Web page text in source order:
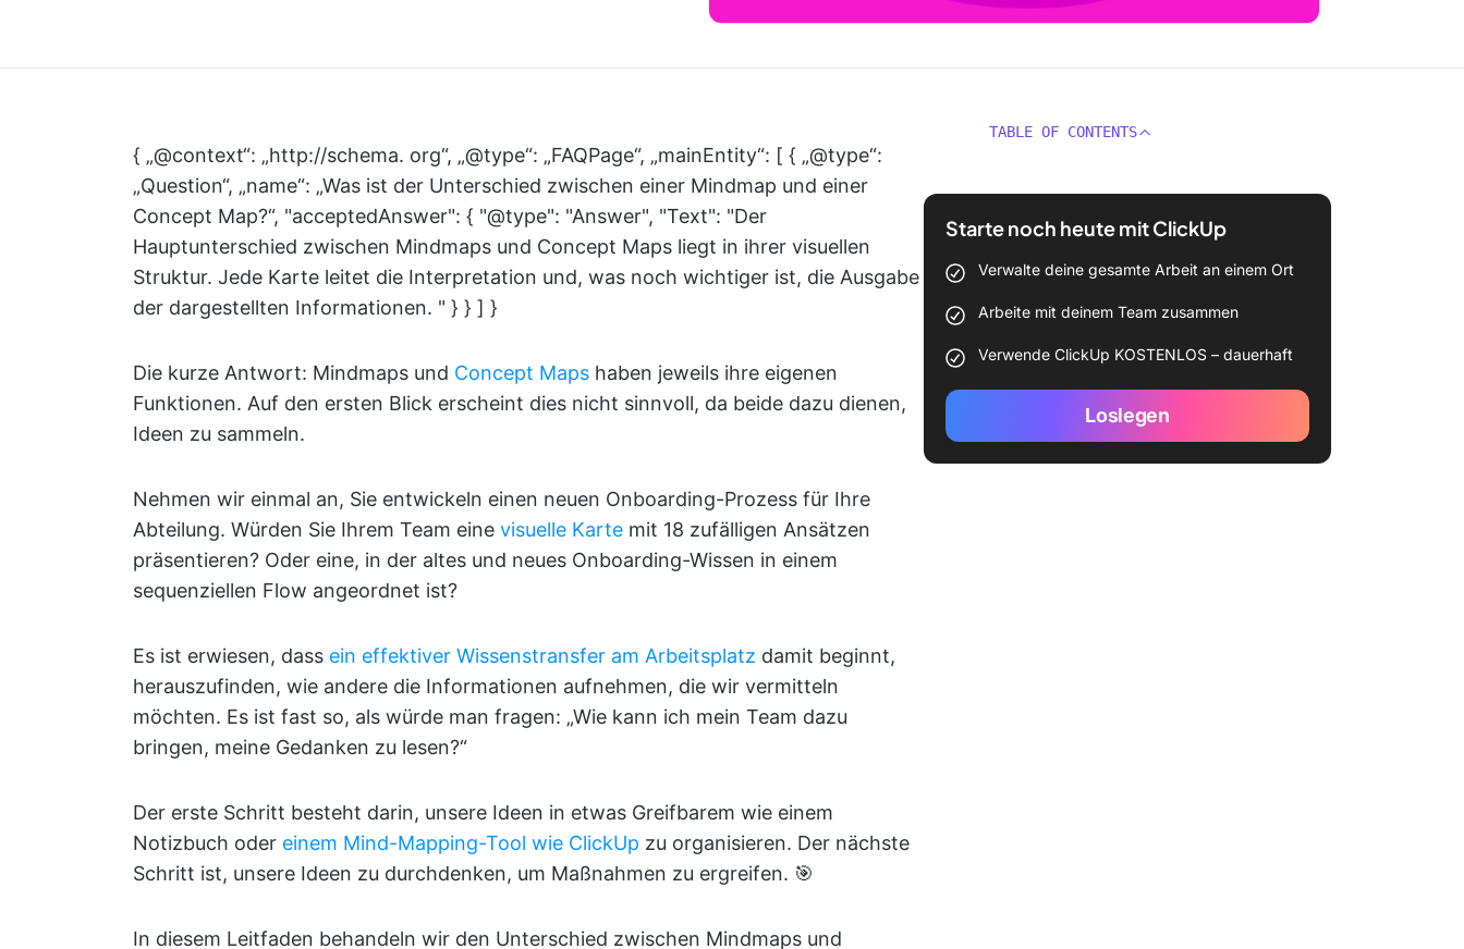
{ „@context“: „http://schema. org“, „@type“: „FAQPage“, „mainEntity“: [ { „@type“:
„Question“, „name“: „Was ist der Unterschied zwischen einer Mindmap und einer
Concept Map?“, "acceptedAnswer": { "@type": "Answer", "Text": "Der
Hauptunterschied zwischen Mindmaps und Concept Maps liegt in ihrer visuellen
Struktur. Jede Karte leitet die Interpretation und, was noch wichtiger ist, die Ausgabe
der dargestellten Informationen. " } } ] }
Die kurze Antwort: Mindmaps und Concept Maps haben jeweils ihre eigenen
Funktionen. Auf den ersten Blick erscheint dies nicht sinnvoll, da beide dazu dienen,
Ideen zu sammeln.
Nehmen wir einmal an, Sie entwickeln einen neuen Onboarding-Prozess für Ihre
Abteilung. Würden Sie Ihrem Team eine visuelle Karte mit 18 zufälligen Ansätzen
präsentieren? Oder eine, in der altes und neues Onboarding-Wissen in einem
sequenziellen Flow angeordnet ist?
Es ist erwiesen, dass ein effektiver Wissenstransfer am Arbeitsplatz damit beginnt,
herauszufinden, wie andere die Informationen aufnehmen, die wir vermitteln
möchten. Es ist fast so, als würde man fragen: „Wie kann ich mein Team dazu
bringen, meine Gedanken zu lesen?“
Der erste Schritt besteht darin, unsere Ideen in etwas Greifbarem wie einem
Notizbuch oder einem Mind-Mapping-Tool wie ClickUp zu organisieren. Der nächste
Schritt ist, unsere Ideen zu durchdenken, um Maßnahmen zu ergreifen. 🎯
In diesem Leitfaden behandeln wir den Unterschied zwischen Mindmaps und
TABLE OF CONTENTS
Starte noch heute mit ClickUp
Verwalte deine gesamte Arbeit an einem Ort
Arbeite mit deinem Team zusammen
Verwende ClickUp KOSTENLOS – dauerhaft
Loslegen